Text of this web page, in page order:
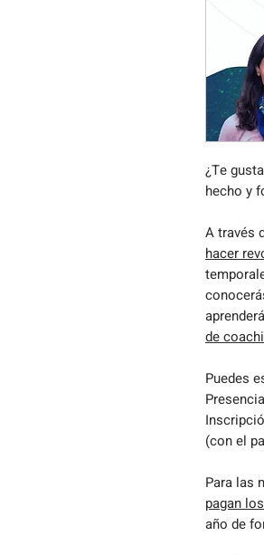
¿Te
hecho y
A través
hacer
de
Puedes
(con el
Para las
pagan
año de